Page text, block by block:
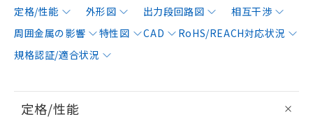
定格/性能 外形図 出力段回路図
相互干渉
周囲金属の影響
特性図 CAD
RoHS/REACH対応状況
規格認証/適合状況
定格/性能